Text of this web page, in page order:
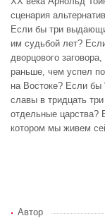
сценария
Если бы три
им судьбой лет?
дворцового
раньше, чем успел
на Востоке? Если бы
славы в тридцать
отдельные царства?
котором мы живем
Автор